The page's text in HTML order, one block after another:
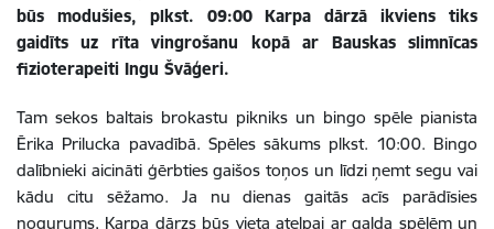
būs modušies, plkst. 09:00 Karpa dārzā ikviens tiks
gaidīts uz rīta vingrošanu kopā ar Bauskas slimnīcas
fizioterapeiti Ingu Švāģeri.
Tam sekos baltais brokastu pikniks un bingo spēle pianista
Ērika Prilucka pavadībā. Spēles sākums plkst. 10:00. Bingo
dalībnieki aicināti ģērbties gaišos toņos un līdzi ņemt segu vai
kādu citu sēžamo. Ja nu dienas gaitās acīs parādīsies
nogurums, Karpa dārzs būs vieta atelpai ar galda spēlēm un